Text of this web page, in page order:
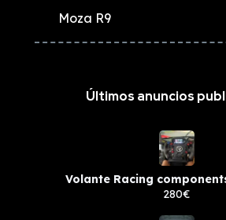
Moza R9
Últimos anuncios
Volante Racing
280€